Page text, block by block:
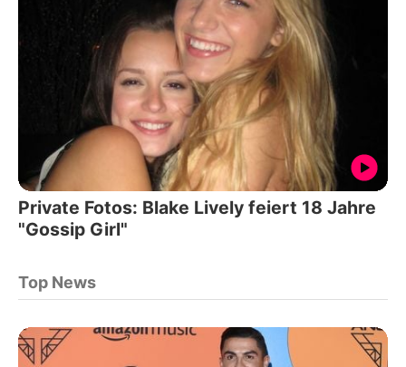
Private Fotos: Blake Lively feiert 18 Jahre
"Gossip Girl"
Top News